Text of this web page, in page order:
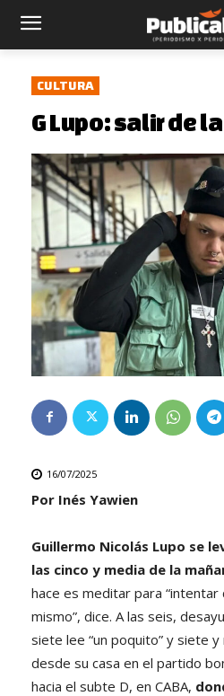
CULTURA
G Lupo: salir de
16/07/2025
Por Inés Yawien
Guillermo Nicolás Lupo se
las cinco y media de la
hace es meditar para “intentar
mismo”, dice. A las seis,
siete lee “un poquito” y siete
desde su casa en el partido
hacia el subte D, en CABA,